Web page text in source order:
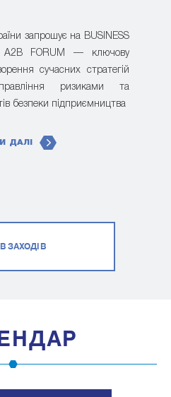
запрошує на BUSINESS
A2B FORUM — ключову
сучасних стратегій
ризиками та
безпеки підприємництва
ДАЛІ
ЗАХОДІВ